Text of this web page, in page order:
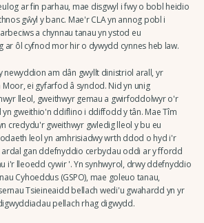
ar fin parhau, mae disgwyl i fwy o bobl heidio
gŵyl y banc. Mae'r CLA yn annog pobl i
a chynnau tanau yn ystod eu
ar ôl cyfnod mor hir o dywydd cynnes heb law.
newyddion am dân gwyllt dinistriol arall, yr
ei gyfarfod â syndod. Nid yn unig
lleol, gweithwyr gemau a gwirfoddolwyr o'r
gweithio'n ddiflino i ddiffodd y tân. Mae Tîm
credydu'r gweithwyr gwledig lleol y bu eu
leol yn amhrisiadwy wrth ddod o hyd i'r
gan ddefnyddio cerbydau oddi ar y ffordd
i'r lleoedd cywir '. Yn synhwyrol, drwy ddefnyddio
Cyhoeddus (GSPO), mae goleuo tanau,
Tsieineaidd bellach wedi'u gwahardd yn yr
pellach rhag digwydd.